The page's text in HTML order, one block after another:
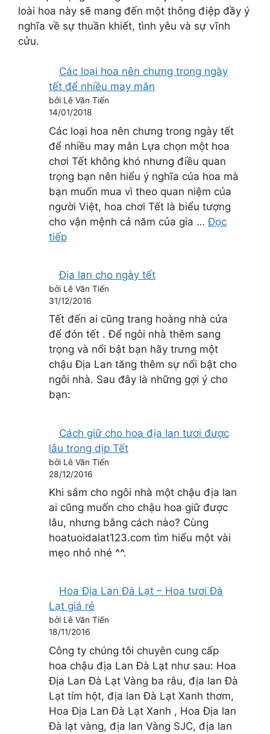
loài hoa này sẽ mang đến một thông điệp đầy ý
nghĩa về sự thuần khiết, tình yêu và sự vĩnh
cửu.
Các loại hoa nên chưng trong ngày
tết để nhiều may mắn
bởi Lê Văn Tiến
14/01/2018
Các loại hoa nên chưng trong ngày tết
để nhiều may mắn Lựa chọn một hoa
chơi Tết không khó nhưng điều quan
trọng bạn nên hiểu ý nghĩa của hoa mà
bạn muốn mua vì theo quan niệm của
người Việt, hoa chơi Tết là biểu tượng
cho vận mệnh cả năm của gia …Đọc
tiếp
Địa lan cho ngày tết
bởi Lê Văn Tiến
31/12/2016
Tết đến ai cũng trang hoàng nhà cửa
để đón tết . Để ngôi nhà thêm sang
trọng và nổi bật bạn hãy trưng một
chậu Địa Lan tăng thêm sự nổi bật cho
ngôi nhà. Sau đây là những gợi ý cho
bạn:
Cách giữ cho hoa địa lan tươi được
lâu trong dịp Tết
bởi Lê Văn Tiến
28/12/2016
Khi sắm cho ngôi nhà một chậu địa lan
ai cũng muốn cho chậu hoa giữ được
lâu, nhưng bằng cách nào? Cùng
hoatuoidalat123.com tìm hiểu một vài
mẹo nhỏ nhé ^^.
Hoa Địa Lan Đà Lạt – Hoa tươi Đà
Lạt giá rẻ
bởi Lê Văn Tiến
18/11/2016
Công ty chúng tôi chuyên cung cấp
hoa chậu địa Lan Đà Lạt như sau: Hoa
Địa Lan Đà Lạt Vàng ba râu, địa lan Đà
Lạt tím hột, địa lan Đà Lạt Xanh thơm,
Hoa Địa Lan Đà Lạt Xanh , Hoa Địa lan
Đà lạt vàng, địa lan Vàng SJC, địa lan